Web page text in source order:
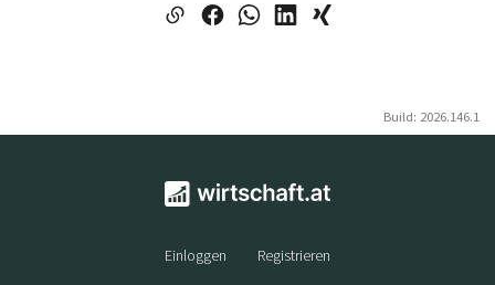
Build: 2026.146.1
Einloggen Registrieren